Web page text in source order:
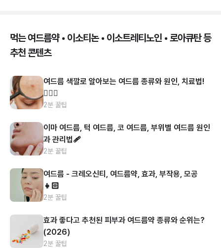
먹는 여드름약 • 이소티논 • 이소트레티노인 • 로아큐탄 등
추천 콘텐츠
여드름 색깔로 알아보는 여드름 종류와 원인, 치료법!
👩🏻‍⚕️
2분 꿀팁
이마 여드름, 턱 여드름, 코 여드름, 부위별 여드름 원인
과 관리법🩹
2분 꿀팁
여드름 - 크레오신티, 여드름약, 효과, 부작용, 모공
👧🏻
2분 꿀팁
효과 좋다고 추천된 피부과 여드름약 종류와 순위는?
(2026)
2분 꿀팁